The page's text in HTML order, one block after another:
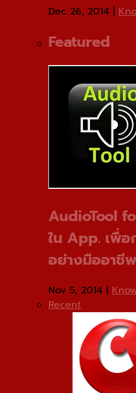
Dec 26, 2014
Featured
AudioTool
ใน App. เพื่อ
อย่างมืออาชีพ
Nov 5, 2014 |
Recent